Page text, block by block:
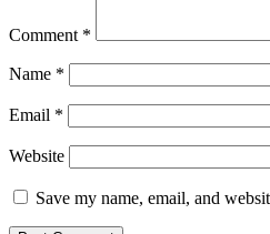
Comment *
Name *
Email *
Website
Save my name, email, and